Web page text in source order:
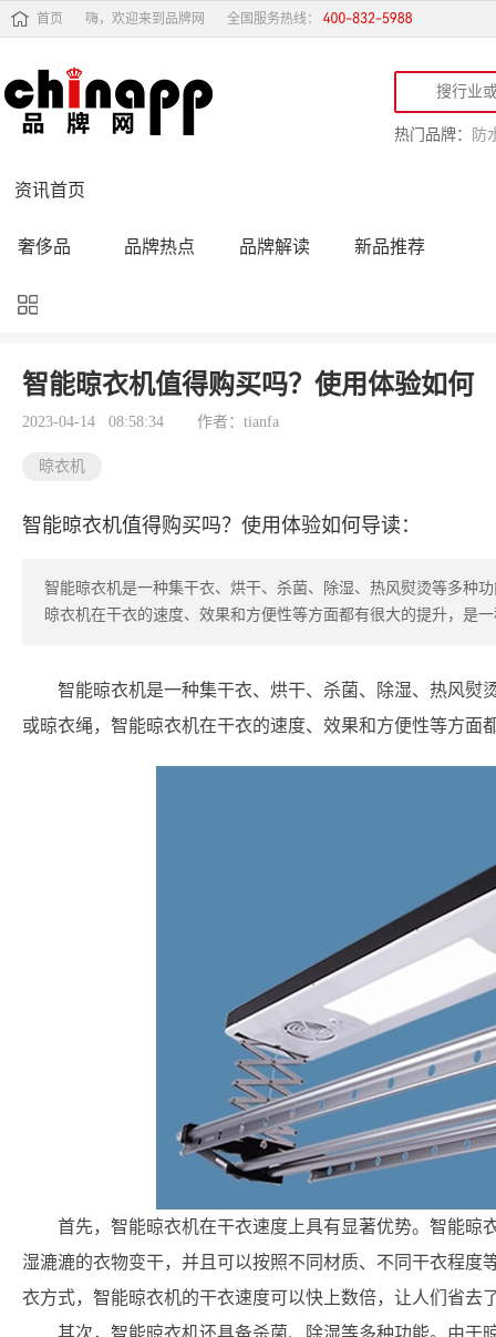
首页 嗨，欢迎来到品牌网 全国服务热线：
热门品牌： 防
资讯首页
奢侈品 品牌热点 品牌解读 新品推荐
品牌黑榜
品牌导购 专家点评 精彩点评
智能晾衣机值得购买吗？使用体验如何
2023-04-14 08:58:34 作者：tianfa
晾衣机
智能晾衣机值得购买吗？使用体验如何导读：
智能晾衣机是一种集干衣、烘干、杀菌、除湿、热风熨烫等多种
晾衣机在干衣的速度、效果和方便性等方面都有很大的提升，是
智能晾衣机是一种集干衣、烘干、杀菌、除湿、热风熨
或晾衣绳，智能晾衣机在干衣的速度、效果和方便性等方面
首先，智能晾衣机在干衣速度上具有显著优势。智能晾
湿漉漉的衣物变干，并且可以按照不同材质、不同干衣程
衣方式，智能晾衣机的干衣速度可以快上数倍，让人们省去
其次，智能晾衣机还具备杀菌、除湿等多种功能。由于